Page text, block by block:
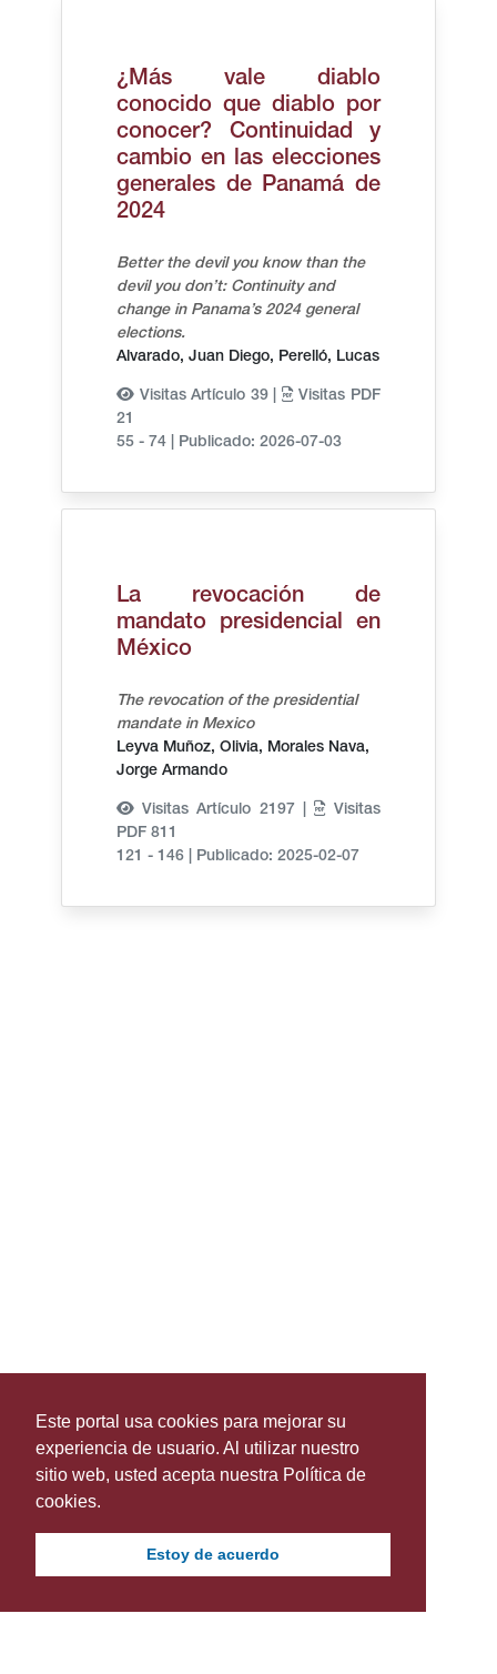
Este portal usa cookies para mejorar su
experiencia de usuario. Al utilizar nuestro
sitio web, usted acepta nuestra Política de
cookies.
Estoy de acuerdo
¿Más vale diablo
conocido que diablo por
conocer? Continuidad y
cambio en las elecciones
generales de Panamá de
2024
Better the devil you know than the
devil you don’t: Continuity and
change in Panama’s 2024 general
elections.
Alvarado, Juan Diego, Perelló, Lucas
Visitas Artículo 39 |
Visitas PDF
21
55 - 74
Publicado: 2026-07-03
La revocación de
mandato presidencial en
México
The revocation of the presidential
mandate in Mexico
Leyva Muñoz, Olivia, Morales Nava,
Jorge Armando
Visitas Artículo 2197 |
Visitas
PDF 811
121 - 146
Publicado: 2025-02-07